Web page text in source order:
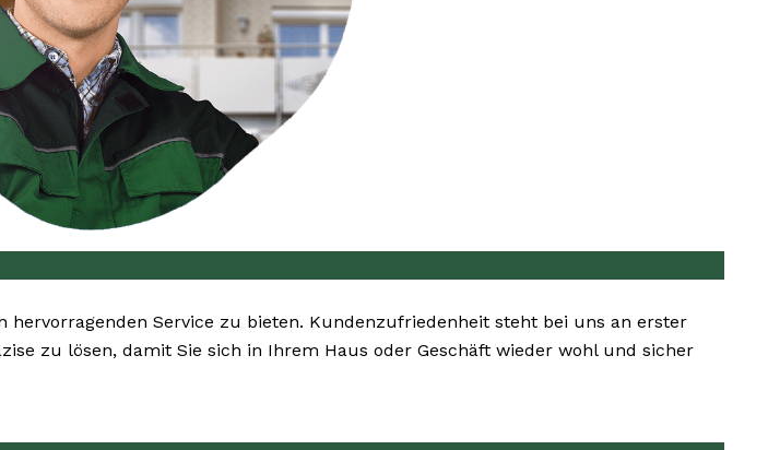
hervorragenden Service zu bieten. Kundenzufriedenheit steht bei uns an erster
zu lösen, damit Sie sich in Ihrem Haus oder Geschäft wieder wohl und sicher